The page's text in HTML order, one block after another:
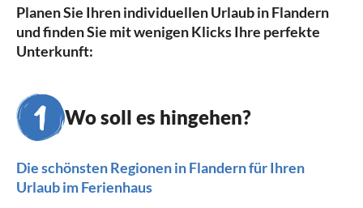
Planen Sie Ihren individuellen Urlaub in Flandern
und finden Sie mit wenigen Klicks Ihre perfekte
Unterkunft:
Wo soll es hingehen?
Die schönsten Regionen in Flandern für Ihren
Urlaub im Ferienhaus